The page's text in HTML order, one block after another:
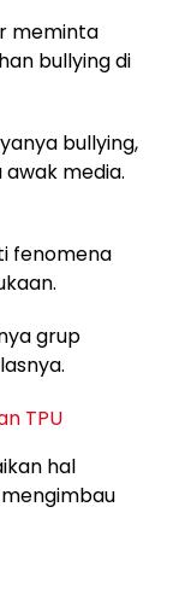
meminta
bullying di
bullying,
awak media.
fenomena
grup
TPU
hal